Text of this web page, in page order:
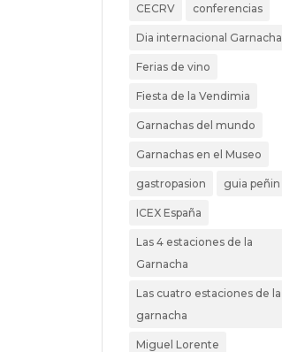
CECRV conferencias
Dia internacional Garnacha
Ferias de vino
Fiesta de la Vendimia
Garnachas del mundo
Garnachas en el Museo
gastropasion guia peñin
ICEX España
Las 4 estaciones de la
Garnacha
Las cuatro estaciones de la
garnacha
Miguel Lorente